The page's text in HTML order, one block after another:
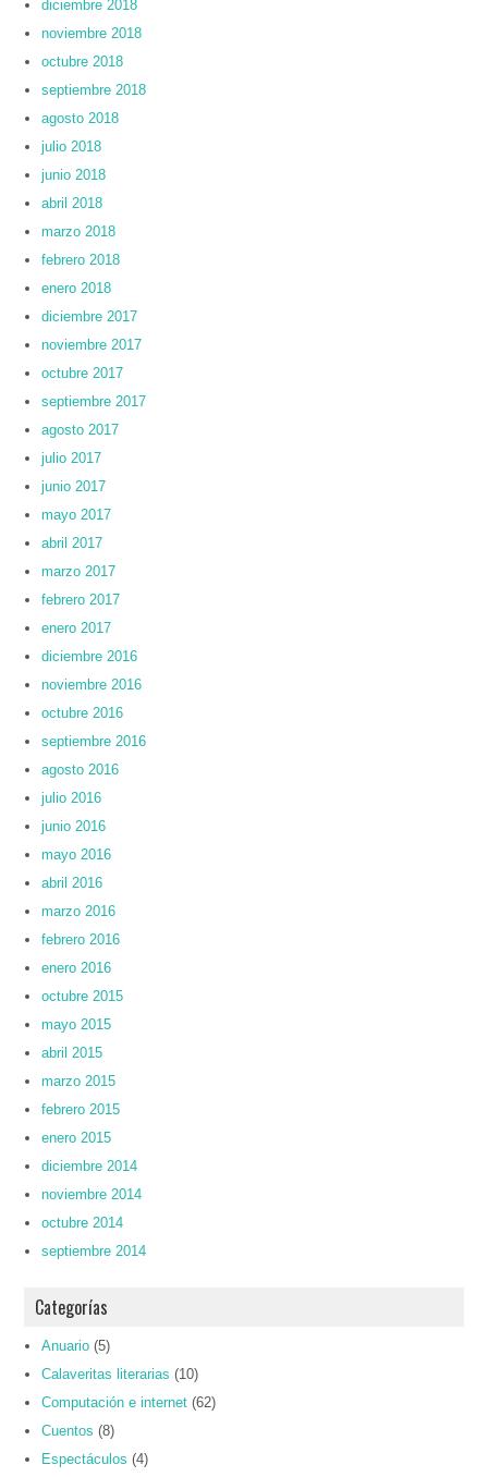
diciembre 2018
noviembre 2018
octubre 2018
septiembre 2018
agosto 2018
julio 2018
junio 2018
abril 2018
marzo 2018
febrero 2018
enero 2018
diciembre 2017
noviembre 2017
octubre 2017
septiembre 2017
agosto 2017
julio 2017
junio 2017
mayo 2017
abril 2017
marzo 2017
febrero 2017
enero 2017
diciembre 2016
noviembre 2016
octubre 2016
septiembre 2016
agosto 2016
julio 2016
junio 2016
mayo 2016
abril 2016
marzo 2016
febrero 2016
enero 2016
octubre 2015
mayo 2015
abril 2015
marzo 2015
febrero 2015
enero 2015
diciembre 2014
noviembre 2014
octubre 2014
septiembre 2014
Categorías
Anuario (5)
Calaveritas literarias (10)
Computación e internet (62)
Cuentos (8)
Espectáculos (4)